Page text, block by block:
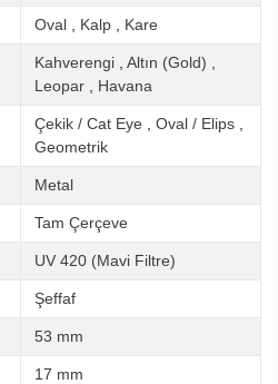
Oval Kalp Kare
Kahverengi Altın (Gold)
Leopar
Havana
Çekik / Cat Eye Oval / Elips
Geometrik
Metal
Tam Çerçeve
UV 420 (Mavi Filtre)
Şeffaf
53 mm
17 mm